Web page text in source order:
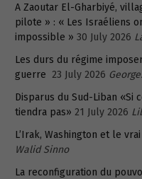
A Zaoutar El-Gharbiyé,
pilote » : « Les Israéliens
impossible » 30 July 2026
Les durs du régime
guerre 23 July 2026
Disparus du Sud-Liban
tiendra pas» 21 July 2026
L’Irak, Washington et le
Walid Sinno
La reconfiguration du